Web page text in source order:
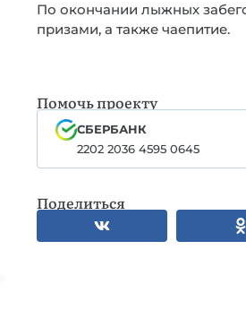
По окончании лыжных
призами, а также чаепитие.
Помочь проекту
СБЕРБАНК
2202 2036 4595 0645
Поделиться